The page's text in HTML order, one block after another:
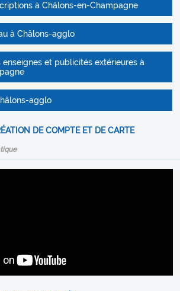
à Châlons-en-Champagne
à Châlons-agglo
enseignes et publicités extérieures à
agglo
DE COMPTE ET DE CARTE